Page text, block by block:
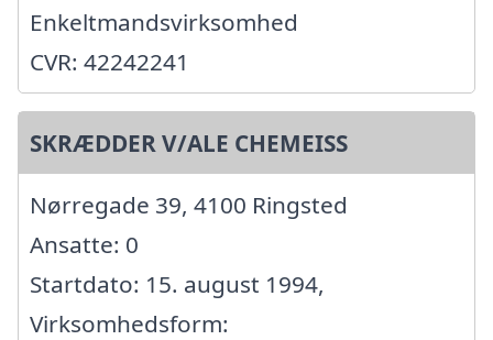
Enkeltmandsvirksomhed
CVR: 42242241
SKRÆDDER V/ALE CHEMEISS
Nørregade 39, 4100 Ringsted
Ansatte: 0
Startdato: 15. august 1994,
Virksomhedsform: